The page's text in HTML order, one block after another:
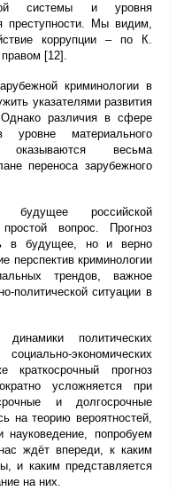
системы и уровня
преступности. Мы видим,
коррупции – по К.
[12].
криминологии в
указателями развития
различия в сфере
материального
оказываются весьма
переноса зарубежного
российской
вопрос. Прогноз
в будущее, но и верно
перспектив криминологии
трендов, важное
политической ситуации в
политических
экономических
краткосрочный прогноз
усложняется при
и долгосрочные
на теорию вероятностей,
науковедение, попробуем
ждёт впереди, к каким
и каким представляется
на них.